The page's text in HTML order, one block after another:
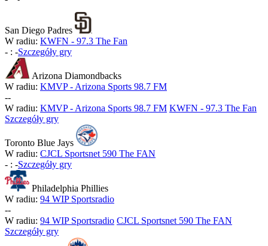
San Diego Padres
W radiu: KWFN - 97.3 The Fan
- : -Szczegóły gry
Arizona Diamondbacks
W radiu: KMVP - Arizona Sports 98.7 FM
--
W radiu: KMVP - Arizona Sports 98.7 FM KWFN - 97.3 The Fan
Szczegóły gry
Toronto Blue Jays
W radiu: CJCL Sportsnet 590 The FAN
- : -Szczegóły gry
Philadelphia Phillies
W radiu: 94 WIP Sportsradio
--
W radiu: 94 WIP Sportsradio CJCL Sportsnet 590 The FAN
Szczegóły gry